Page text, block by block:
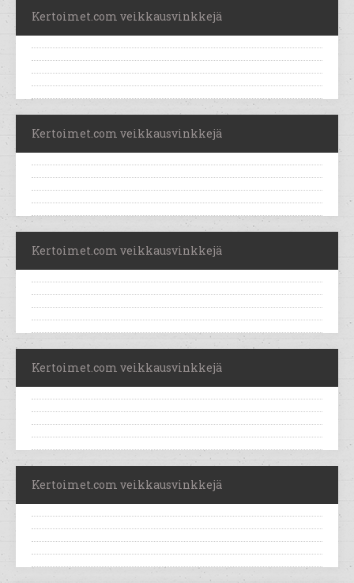
Kertoimet.com veikkausvinkkejä
Kertoimet.com veikkausvinkkejä
Kertoimet.com veikkausvinkkejä
Kertoimet.com veikkausvinkkejä
Kertoimet.com veikkausvinkkejä